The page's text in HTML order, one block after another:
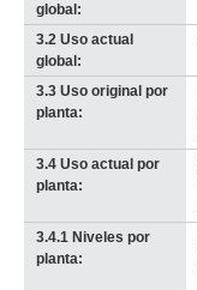
global:
3.2 Uso actual
global:
3.3 Uso original por
planta:
3.4 Uso actual por
planta:
3.4.1 Niveles por
planta: